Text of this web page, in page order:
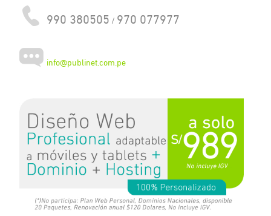
990 380505 / 970 077977
info@publinet.com.pe